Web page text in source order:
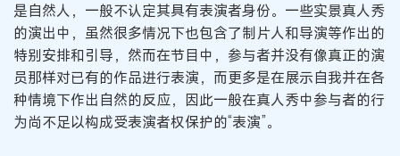
是自然人，一般不认定其具有表演者身份。一些实景真人秀
的演出中，虽然很多情况下也包含了制片人和导演等作出的
特别安排和引导，然而在节目中，参与者并没有像真正的演
员那样对已有的作品进行表演，而更多是在展示自我并在各
种情境下作出自然的反应，因此一般在真人秀中参与者的行
为尚不足以构成受表演者权保护的“表演”。